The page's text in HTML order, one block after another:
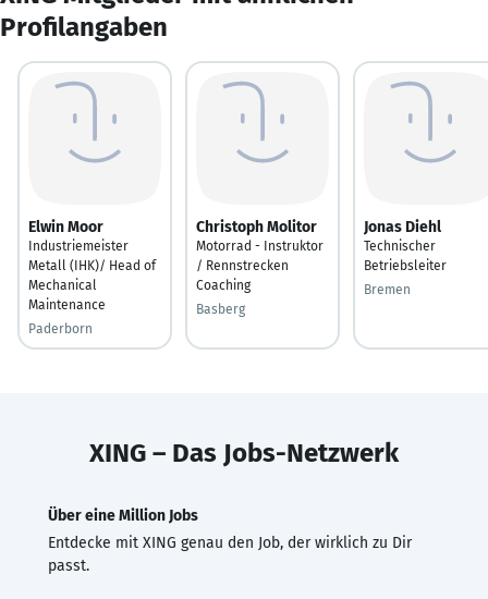
Profilangaben
Elwin Moor
Industriemeister
Metall (IHK)/ Head of
Mechanical
Maintenance
Paderborn
Christoph Molitor
Motorrad - Instruktor
/ Rennstrecken
Coaching
Basberg
Jonas Diehl
Technischer
Betriebsleiter
Bremen
XING – Das Jobs-Netzwerk
Über eine Million Jobs
Entdecke mit XING genau den Job, der wirklich zu Dir
passt.